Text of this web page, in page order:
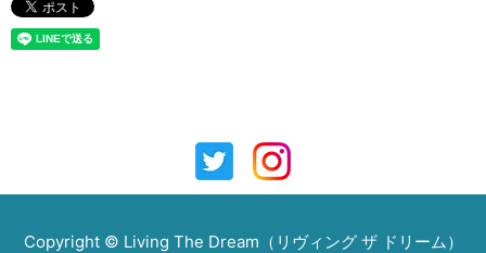
Copyright © Living The Dream（リヴィング ザ ドリーム）